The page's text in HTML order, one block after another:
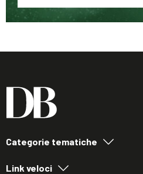
Categorie tematiche
Link veloci